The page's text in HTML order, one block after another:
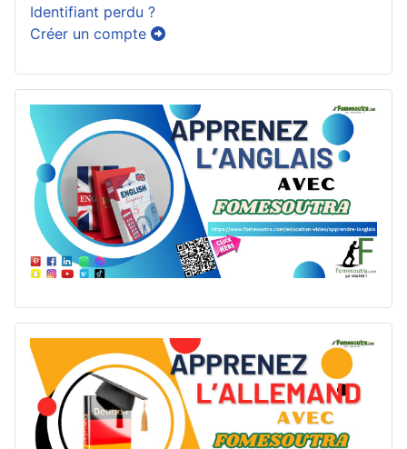
Identifiant perdu ?
Créer un compte